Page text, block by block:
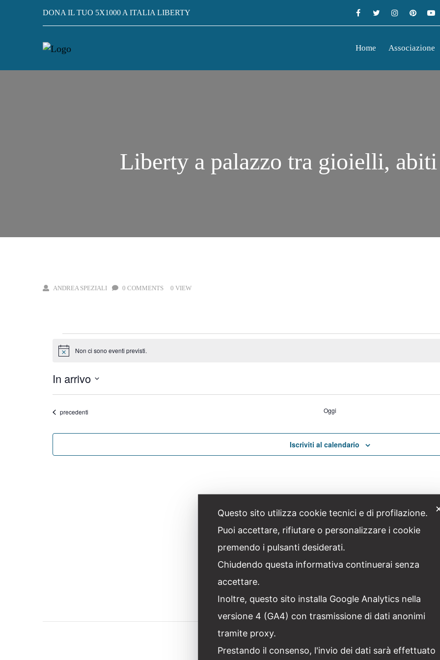
DONA IL TUO 5X1000 A ITALIA LIBERTY
Home Associazione
Liberty a palazzo tra gioielli,
ANDREA SPEZIALI 0 COMMENTS 0 VIEW
Eventi
Notice Non ci sono eventi previsti.
In arrivo
Eventi
precedenti Oggi
Iscriviti al calendario
Questo sito utilizza cookie tecnici e di profilazione.
Puoi accettare, rifiutare o personalizzare i cookie
premendo i pulsanti desiderati.
Chiudendo questa informativa continuerai senza
accettare.
Inoltre, questo sito installa Google Analytics nella
versione 4 (GA4) con trasmissione di dati anonimi
tramite proxy.
Prestando il consenso, l'invio dei dati sarà effettuato